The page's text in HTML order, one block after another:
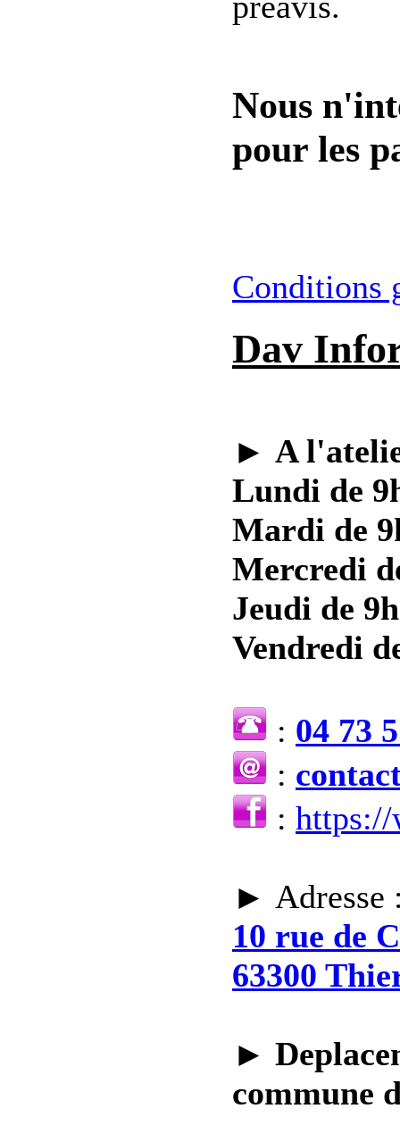
Nous
pour les
Conditions
Dav
► A
Lundi de
Mardi de
Mercredi
Jeudi de
Vendredi
: 04 73
:
:
► Adresse
10 rue de
63300
►
commune